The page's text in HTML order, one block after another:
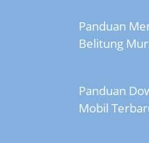
Panduan
Belitung
Panduan
Mobil